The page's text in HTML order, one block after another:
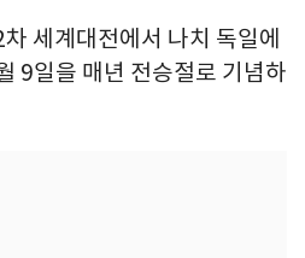
세계대전에서 나치 독일에
9일을 매년 전승절로 기념하